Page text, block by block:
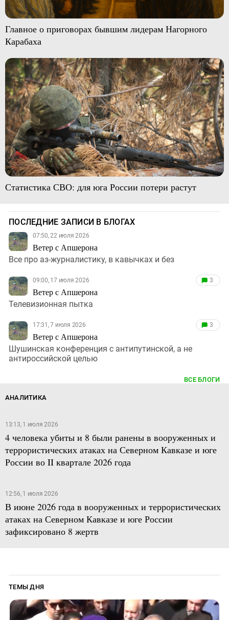
Главное о приговорах бывшим лидерам Нагорного
Карабаха
Статистика СВО: для юга России потери растут
ПОСЛЕДНИЕ ЗАПИСИ В БЛОГАХ
07:50, 22 июля 2026
Ветер с Апшерона
Все про аз-журналистику, в кавычках и без
09:00, 17 июля 2026
Ветер с Апшерона
3
Телевизионная пытка
17:31, 7 июля 2026
Ветер с Апшерона
3
Шушинская конференция с антипутинской, а не
антироссийской целью
ВСЕ БЛОГИ
АНАЛИТИКА
13:13, 1 июля 2026
4 человека убиты и 8 были ранены в вооруженных и
террористических атаках на Северном Кавказе и юге
России во II квартале 2026 года
12:56, 1 июля 2026
В июне 2026 года в вооруженных и террористических
атаках на Северном Кавказе и юге России
зафиксировано 8 жертв
ТЕМЫ ДНЯ